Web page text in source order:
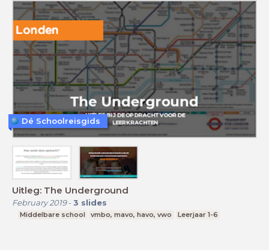
Uitleg: The Underground
February 2019- 3 slides
Middelbare school vmbo, mavo, havo, vwo Leerjaar 1-6
Dé Schoolreisgids